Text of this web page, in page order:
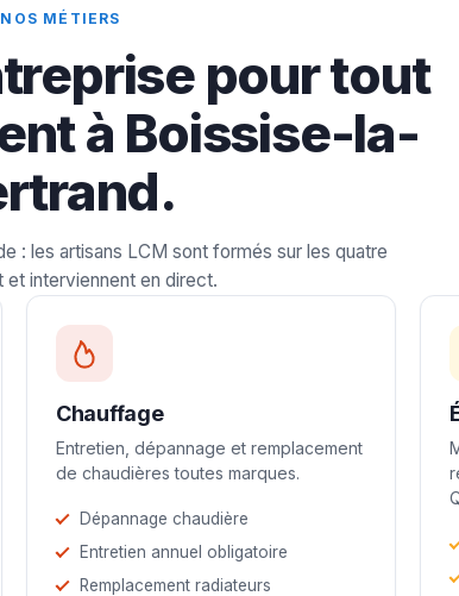
NOS MÉTIERS
pour tout
à Boissise-la-
: les artisans LCM sont formés sur les quatre
et interviennent en direct.
Chauffage
Entretien, dépannage et remplacement
de chaudières toutes marques.
Dépannage chaudière
Entretien annuel obligatoire
Remplacement radiateurs